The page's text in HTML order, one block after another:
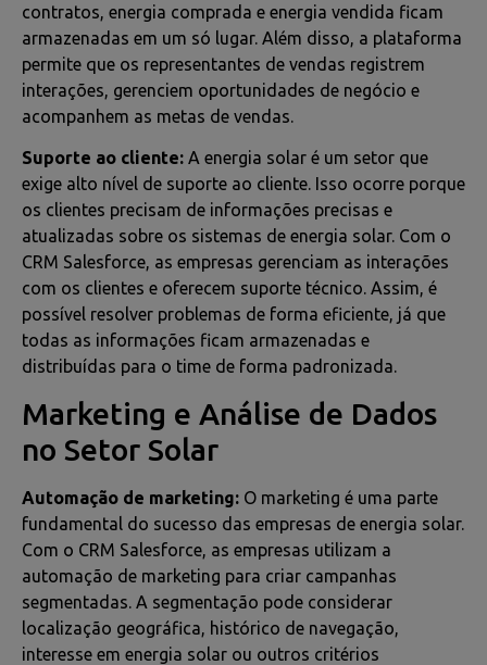
contratos, energia comprada e energia vendida ficam
armazenadas em um só lugar. Além disso, a plataforma
permite que os representantes de vendas registrem
interações, gerenciem oportunidades de negócio e
acompanhem as metas de vendas.
Suporte ao cliente: A energia solar é um setor que
exige alto nível de suporte ao cliente. Isso ocorre porque
os clientes precisam de informações precisas e
atualizadas sobre os sistemas de energia solar. Com o
CRM Salesforce, as empresas gerenciam as interações
com os clientes e oferecem suporte técnico. Assim, é
possível resolver problemas de forma eficiente, já que
todas as informações ficam armazenadas e
distribuídas para o time de forma padronizada.
Marketing e Análise de Dados
no Setor Solar
Automação de marketing: O marketing é uma parte
fundamental do sucesso das empresas de energia solar.
Com o CRM Salesforce, as empresas utilizam a
automação de marketing para criar campanhas
segmentadas. A segmentação pode considerar
localização geográfica, histórico de navegação,
interesse em energia solar ou outros critérios